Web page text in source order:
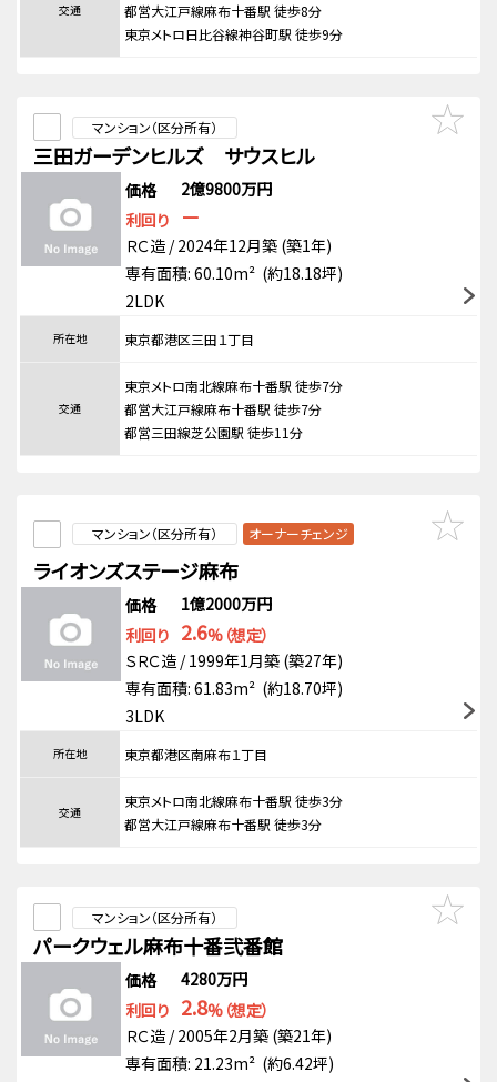
交通
都営大江戸線麻布十番駅 徒歩8分
東京メトロ日比谷線神谷町駅 徒歩9分
マンション（区分所有）
三田ガーデンヒルズ サウスヒル
価格
2億9800万円
利回り
－
ＲＣ造 / 2024年12月築 (築1年)
専有面積: 60.10m² (約18.18坪)
2LDK
所在地 東京都港区三田１丁目
交通
東京メトロ南北線麻布十番駅 徒歩7分
都営大江戸線麻布十番駅 徒歩7分
都営三田線芝公園駅 徒歩11分
マンション（区分所有） オーナーチェンジ
ライオンズステージ麻布
価格
1億2000万円
利回り 2.6%（想定）
ＳＲＣ造 / 1999年1月築 (築27年)
専有面積: 61.83m² (約18.70坪)
3LDK
所在地 東京都港区南麻布１丁目
交通
東京メトロ南北線麻布十番駅 徒歩3分
都営大江戸線麻布十番駅 徒歩3分
マンション（区分所有）
パークウェル麻布十番弐番館
価格
4280万円
利回り 2.8%（想定）
ＲＣ造 / 2005年2月築 (築21年)
専有面積: 21.23m² (約6.42坪)